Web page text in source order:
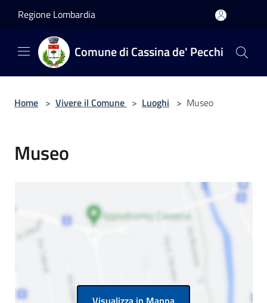
Regione Lombardia
Comune di Cassina de' Pecchi
Home > Vivere il Comune > Luoghi > Museo
Museo